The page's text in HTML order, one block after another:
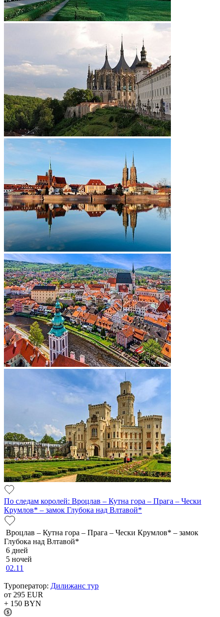
По следам королей: Вроцлав – Кутна гора – Прага – Чески
Крумлов* – замок Глубока над Влтавой*
Вроцлав – Кутна гора – Прага – Чески Крумлов* – замок
Глубока над Влтавой*
6 дней
5 ночей
02.11
Туроператор: Дилижанс тур
от 295 EUR
+ 150 BYN